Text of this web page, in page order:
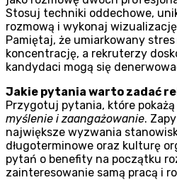
Stosuj techniki oddechowe,
rozmową i wykonaj
Pamiętaj, że umiarkowany
koncentrację, a rekruterzy
kandydaci mogą się
Jakie pytania warto zadać
Przygotuj pytania, które
myślenie i zaangażowanie.
największe wyzwania
długoterminowe oraz kulturę
pytań o benefity na początku
zainteresowanie samą pracą i